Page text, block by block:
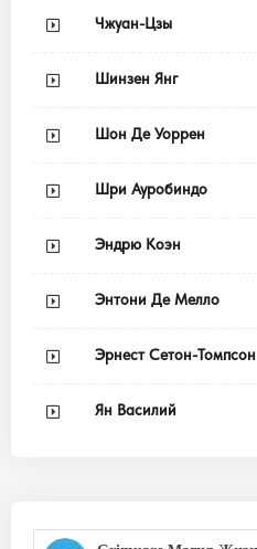
Чжуан-Цзы
Шинзен Янг
Шон Де Уоррен
Шри Ауробиндо
Эндрю Коэн
Энтони Де Мелло
Эрнест Сетон-Томпсон
Ян Василий